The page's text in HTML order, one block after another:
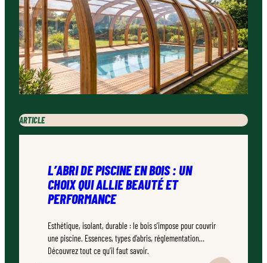
ARTICLE
L’ABRI DE PISCINE EN BOIS : UN
CHOIX QUI ALLIE BEAUTÉ ET
PERFORMANCE
Esthétique, isolant, durable : le bois s’impose pour couvrir
une piscine. Essences, types d’abris, réglementation…
Découvrez tout ce qu’il faut savoir.